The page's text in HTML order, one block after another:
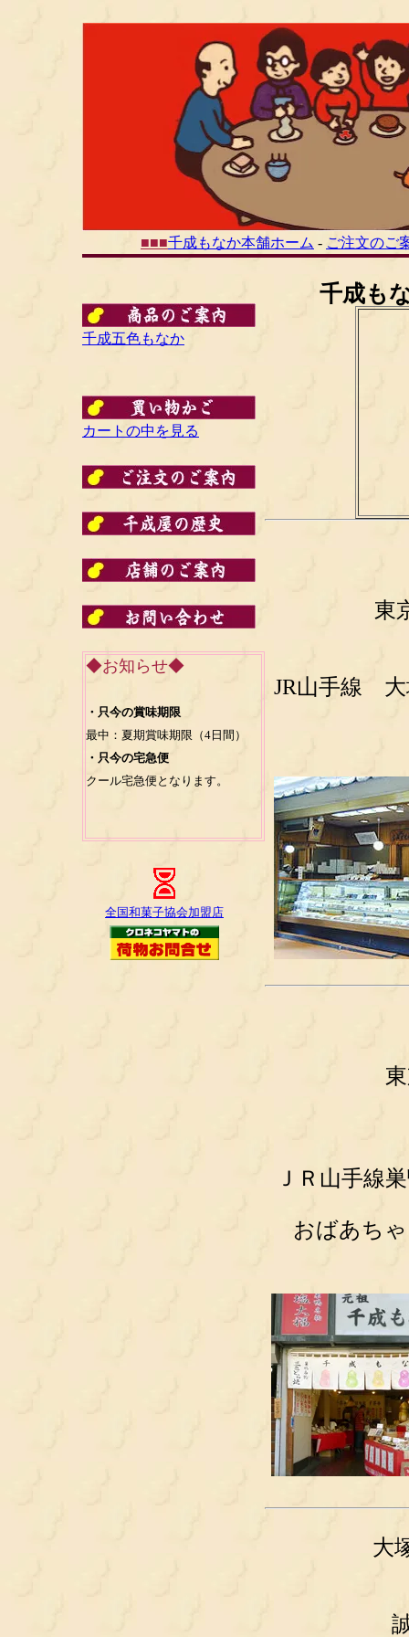
■■■千成もなか本舗ホーム - ご注文のご
千成五色もなか
カートの中を見る
◆お知らせ◆
・只今の賞味期限
最中：夏期賞味期限（4日間）
・只今の宅急便
クール宅急便となります。
全国和菓子協会加盟店
千成も
東
JR山手線
ＪＲ山手線
おばあち
大